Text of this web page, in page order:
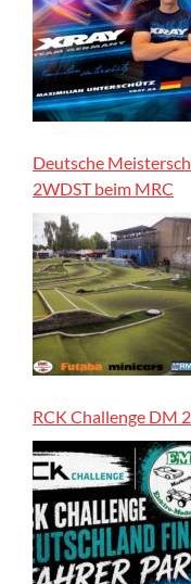
Deutsche
2WDST beim MRC
RCK Challenge DM